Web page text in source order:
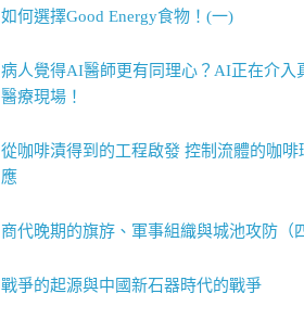
如何選擇Good Energy食物！(一)
病人覺得AI醫師更有同理心？AI正在介入
醫療現場！
從咖啡漬得到的工程啟發 控制流體的咖啡
應
商代晚期的旗斿、軍事組織與城池攻防（
戰爭的起源與中國新石器時代的戰爭